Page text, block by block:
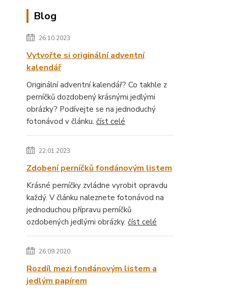
Blog
26.10.2023
Vytvořte si originální adventní
kalendář
Originální adventní kalendář? Co takhle z
perníčků dozdobený krásnými jedlými
obrázky? Podívejte se na jednoduchý
fotonávod v článku. číst celé
22.01.2023
Zdobení perníčků fondánovým listem
Krásné perníčky zvládne vyrobit opravdu
každý. V článku naleznete fotonávod na
jednoduchou přípravu perníčků
ozdobených jedlými obrázky. číst celé
26.09.2020
Rozdíl mezi fondánovým listem a
jedlým papírem